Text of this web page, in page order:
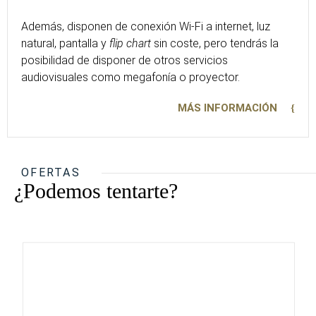
Además, disponen de conexión Wi-Fi a internet, luz
natural, pantalla y flip chart sin coste, pero tendrás la
posibilidad de disponer de otros servicios
audiovisuales como megafonía o proyector.
MÁS INFORMACIÓN
OFERTAS
¿Podemos tentarte?